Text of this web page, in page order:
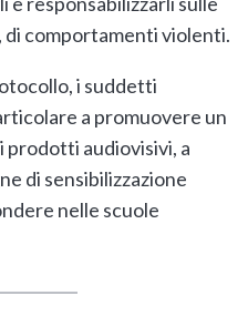
di comportamenti violenti.
i suddetti
a promuovere un
prodotti audiovisivi, a
di sensibilizzazione
nelle scuole